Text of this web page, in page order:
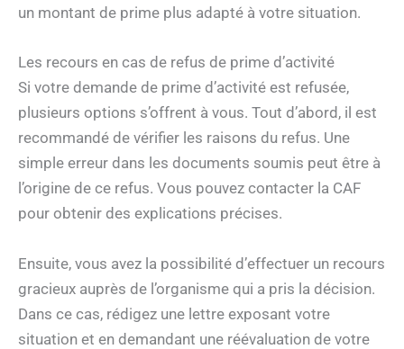
un montant de prime plus adapté à votre situation.
Les recours en cas de refus de prime d’activité
Si votre demande de prime d’activité est refusée,
plusieurs options s’offrent à vous. Tout d’abord, il est
recommandé de vérifier les raisons du refus. Une
simple erreur dans les documents soumis peut être à
l’origine de ce refus. Vous pouvez contacter la CAF
pour obtenir des explications précises.
Ensuite, vous avez la possibilité d’effectuer un recours
gracieux auprès de l’organisme qui a pris la décision.
Dans ce cas, rédigez une lettre exposant votre
situation et en demandant une réévaluation de votre